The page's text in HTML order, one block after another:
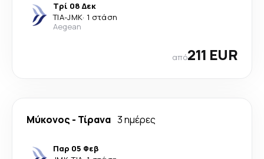
Τρί 08 Δεκ
TIA-JMK· 1 στάση
Aegean
από211 EUR
Μύκονος - Τίρανα 3 ημέρες
Παρ 05 Φεβ